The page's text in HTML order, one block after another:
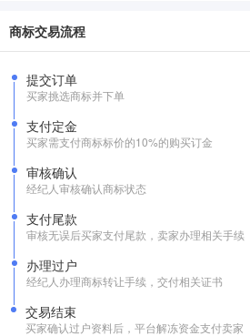
商标交易流程
提交订单
买家挑选商标并下单
支付定金
买家需支付商标标价的10%的购买订金
审核确认
经纪人审核确认商标状态
支付尾款
审核无误后买家支付尾款，卖家办理相关手续
办理过户
经纪人办理商标转让手续，交付相关证书
交易结束
买家确认过户资料后，平台解冻资金支付卖家